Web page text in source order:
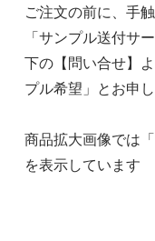
ご注文の前に、手
「サンプル送付サ
下の【問い合せ】
プル希望」とお申し
商品拡大画像では
を表示しています